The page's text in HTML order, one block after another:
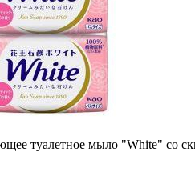
туалетное мыло "White" со